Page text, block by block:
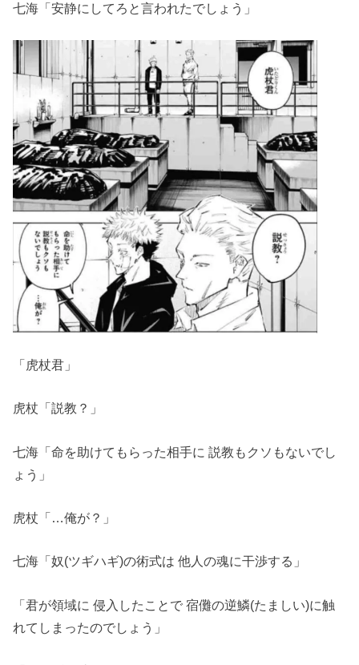
七海「安静にしてろと言われたでしょう」
「虎杖君」
虎杖「説教？」
七海「命を助けてもらった相手に 説教もクソもないでし
ょう」
虎杖「…俺が？」
七海「奴(ツギハギ)の術式は 他人の魂に干渉する」
「君が領域に 侵入したことで 宿儺の逆鱗(たましい)に触
れてしまったのでしょう」